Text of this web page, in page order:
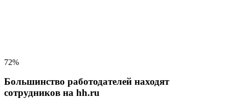
72%
Большинство работодателей находят
сотрудников на hh.ru